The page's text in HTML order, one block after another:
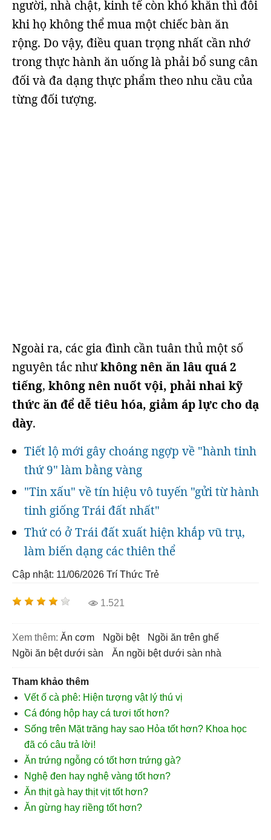
người, nhà chật, kinh tế còn khó khăn thì đôi
khi họ không thể mua một chiếc bàn ăn
rộng. Do vậy, điều quan trọng nhất cần nhớ
trong thực hành ăn uống là phải bổ sung cân
đối và đa dạng thực phẩm theo nhu cầu của
từng đối tượng.
Ngoài ra, các gia đình cần tuân thủ một số
nguyên tắc nhưkhông nên ăn lâu quá 2
tiếng, không nên nuốt vội, phải nhai kỹ
thức ăn để dễ tiêu hóa, giảm áp lực cho dạ
dày.
Tiết lộ mới gây choáng ngợp về "hành tinh
thứ 9" làm bằng vàng
"Tin xấu" về tín hiệu vô tuyến "gửi từ hành
tinh giống Trái đất nhất"
Thứ có ở Trái đất xuất hiện khắp vũ trụ,
làm biến dạng các thiên thể
Cập nhật: 11/06/2026 Trí Thức Trẻ
1.521
Xem thêm: ăn cơm ngồi bệt
ngồi ăn trên ghế
ngồi ăn bệt dưới sàn
ăn ngồi bệt dưới sàn nhà
Tham khảo thêm
Vết ố cà phê: Hiện tượng vật lý thú vị
Cá đóng hộp hay cá tươi tốt hơn?
Sống trên Mặt trăng hay sao Hỏa tốt hơn? Khoa học
đã có câu trả lời!
Ăn trứng ngỗng có tốt hơn trứng gà?
Nghệ đen hay nghệ vàng tốt hơn?
Ăn thịt gà hay thịt vịt tốt hơn?
Ăn gừng hay riềng tốt hơn?